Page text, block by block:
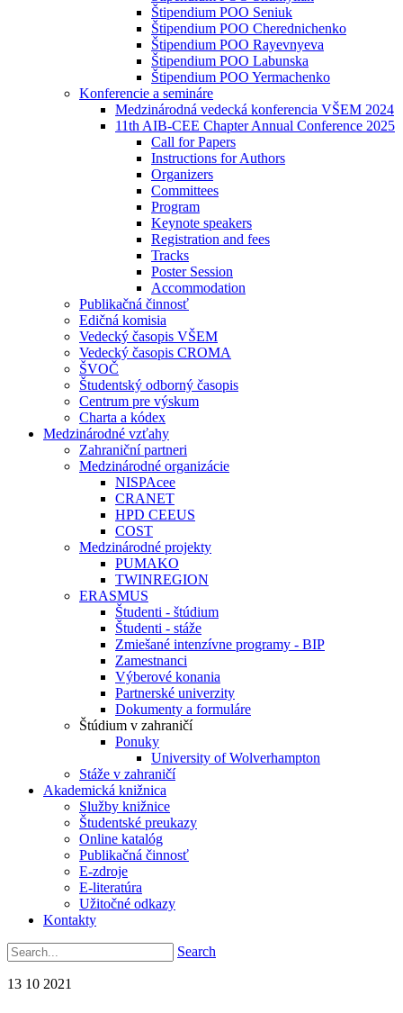
Štipendium POO Seniuk
Štipendium POO Cherednichenko
Štipendium POO Rayevnyeva
Štipendium POO Labunska
Štipendium POO Yermachenko
Konferencie a semináre
Medzinárodná vedecká konferencia VŠEM 2024
11th AIB-CEE Chapter Annual Conference 2025
Call for Papers
Instructions for Authors
Organizers
Committees
Program
Keynote speakers
Registration and fees
Tracks
Poster Session
Accommodation
Publikačná činnosť
Edičná komisia
Vedecký časopis VŠEM
Vedecký časopis CROMA
ŠVOČ
Študentský odborný časopis
Centrum pre výskum
Charta a kódex
Medzinárodné vzťahy
Zahraniční partneri
Medzinárodné organizácie
NISPAcee
CRANET
HPD CEEUS
COST
Medzinárodné projekty
PUMAKO
TWINREGION
ERASMUS
Študenti - štúdium
Študenti - stáže
Zmiešané intenzívne programy - BIP
Zamestnanci
Výberové konania
Partnerské univerzity
Dokumenty a formuláre
Štúdium v zahraničí
Ponuky
University of Wolverhampton
Stáže v zahraničí
Akademická knižnica
Služby knižnice
Študentské preukazy
Online katalóg
Publikačná činnosť
E-zdroje
E-literatúra
Užitočné odkazy
Kontakty
Search
13 10 2021